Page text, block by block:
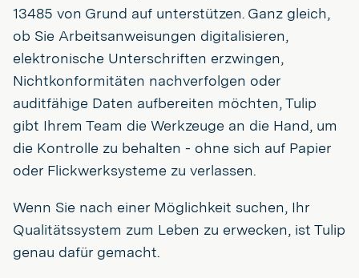
13485 von Grund auf unterstützen. Ganz gleich,
ob Sie Arbeitsanweisungen digitalisieren,
elektronische Unterschriften erzwingen,
Nichtkonformitäten nachverfolgen oder
auditfähige Daten aufbereiten möchten, Tulip
gibt Ihrem Team die Werkzeuge an die Hand, um
die Kontrolle zu behalten - ohne sich auf Papier
oder Flickwerksysteme zu verlassen.
Wenn Sie nach einer Möglichkeit suchen, Ihr
Qualitätssystem zum Leben zu erwecken, ist Tulip
genau dafür gemacht.